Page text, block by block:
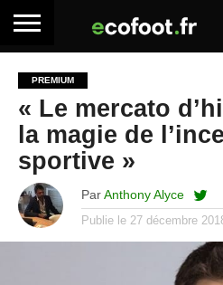
ARTICLES
PREMIUM
ADHÉSION
PREMIUM
SE
CONNECTER
EMPLOI
BOITE
À
OUTILS
PREMIUM
« Le mercato
la magie de
sportive »
Par Anthony Alyce
Publie le 27 décembre